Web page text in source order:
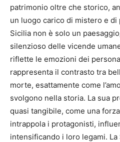
patrimonio oltre che storico,
un luogo carico di mistero e di
Sicilia non è solo un
silenzioso delle vicende
riflette le emozioni dei
rappresenta il contrasto tra
morte, esattamente come
svolgono nella storia. La sua
quasi tangibile, come una
intrappola i protagonisti,
intensificando i loro legami.